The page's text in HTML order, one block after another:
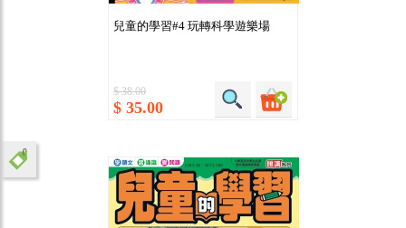
兒童的學習#4 玩轉科學遊樂場
$ 38.00
$ 35.00